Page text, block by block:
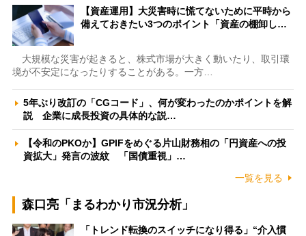
【資産運用】大災害時に慌てないために平時から
備えておきたい3つのポイント「資産の棚卸し…
大規模な災害が起きると、株式市場が大きく動いたり、取引環
境が不安定になったりすることがある。一方…
5年ぶり改訂の「CGコード」、何が変わったのかポイントを解
説 企業に成長投資の具体的な説…
【令和のPKOか】GPIFをめぐる片山財務相の「円資産への投
資拡大」発言の波紋 「国債重視」…
一覧を見る
森口亮「まるわかり市況分析」
「トレンド転換のスイッチになり得る」“介入慣